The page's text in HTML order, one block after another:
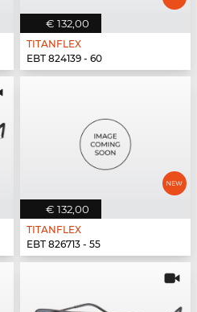
€ 132,00
TITANFLEX
EBT 824139 - 60
€ 132,00
TITANFLEX
EBT 826713 - 55